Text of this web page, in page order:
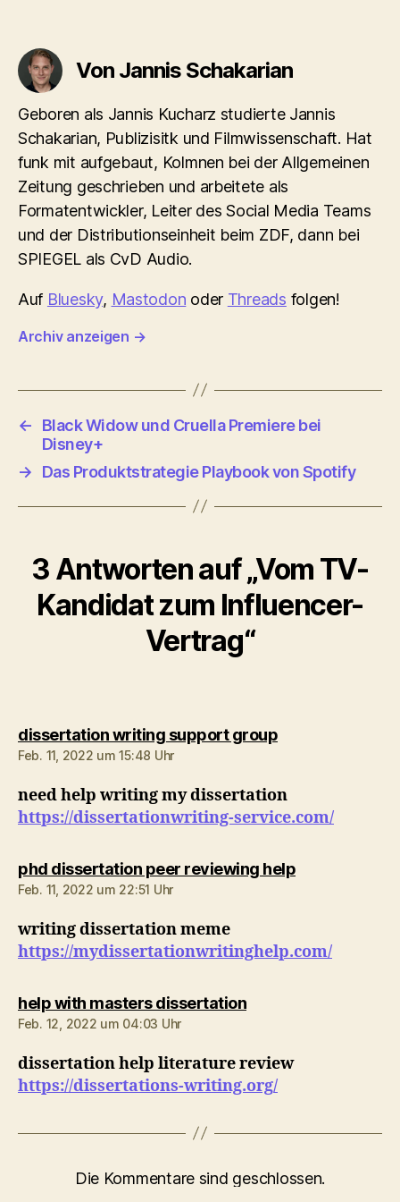
Von Jannis Schakarian
Geboren als Jannis Kucharz studierte Jannis
Schakarian, Publizisitk und Filmwissenschaft. Hat
funk mit aufgebaut, Kolmnen bei der Allgemeinen
Zeitung geschrieben und arbeitete als
Formatentwickler, Leiter des Social Media Teams
und der Distributionseinheit beim ZDF, dann bei
SPIEGEL als CvD Audio.
Auf Bluesky, Mastodon oder Threads folgen!
Archiv anzeigen →
←
Black Widow und Cruella Premiere bei
Disney+
→
Das Produktstrategie Playbook von Spotify
3 Antworten auf „Vom TV-
Kandidat zum Influencer-
Vertrag“
dissertation writing support groupsagt:
Feb. 11, 2022 um 15:48 Uhr
need help writing my dissertation
https://dissertationwriting-service.com/
phd dissertation peer reviewing helpsagt:
Feb. 11, 2022 um 22:51 Uhr
writing dissertation meme
https://mydissertationwritinghelp.com/
help with masters dissertationsagt:
Feb. 12, 2022 um 04:03 Uhr
dissertation help literature review
https://dissertations-writing.org/
Die Kommentare sind geschlossen.